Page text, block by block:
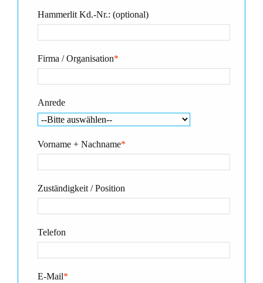
Hammerlit Kd.-Nr.: (optional)
*
Firma / Organisation
Anrede
*
Vorname + Nachname
Zuständigkeit / Position
Telefon
*
E-Mail